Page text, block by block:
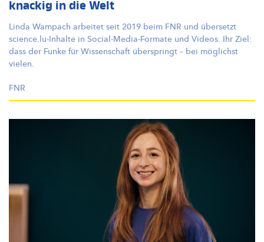
knackig in die Welt
Linda Wampach arbeitet seit 2019 beim FNR und übersetzt
science.lu-Inhalte in Social-Media-Formate und Videos. Ihr Ziel:
dass der Funke für Wissenschaft überspringt – bei möglichst
vielen.
FNR